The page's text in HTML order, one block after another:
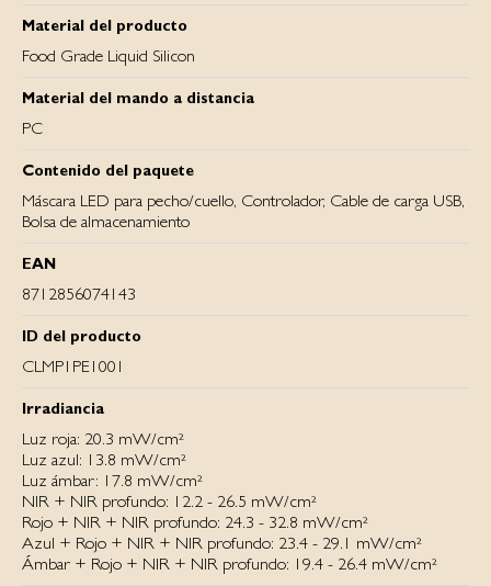
Material del producto
Food Grade Liquid Silicon
Material del mando a distancia
PC
Contenido del paquete
Máscara LED para pecho/cuello, Controlador, Cable de carga USB,
Bolsa de almacenamiento
EAN
8712856074143
ID del producto
CLMP1PE1001
Irradiancia
Luz roja: 20.3 mW/cm²
Luz azul: 13.8 mW/cm²
Luz ámbar: 17.8 mW/cm²
NIR + NIR profundo: 12.2 - 26.5 mW/cm²
Rojo + NIR + NIR profundo: 24.3 - 32.8 mW/cm²
Azul + Rojo + NIR + NIR profundo: 23.4 - 29.1 mW/cm²
Ámbar + Rojo + NIR + NIR profundo: 19.4 - 26.4 mW/cm²